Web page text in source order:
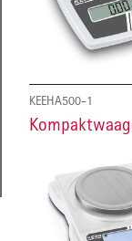
KEEHA500-1